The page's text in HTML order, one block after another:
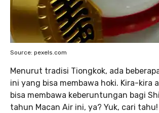
Source: pexels.com
Menurut tradisi Tiongkok, ada
ini yang bisa membawa hoki. Kira-kira
bisa membawa keberuntungan bagi
tahun Macan Air ini, ya? Yuk, cari tahu!